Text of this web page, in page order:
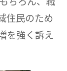
住民のため
を強く訴え